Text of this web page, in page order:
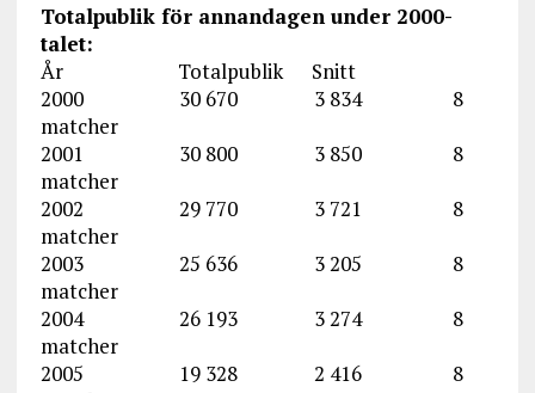
Totalpublik för annandagen under 2000-
talet:
År Totalpublik Snitt
2000 30 670 3 834 8
matcher
2001 30 800 3 850 8
matcher
2002 29 770 3 721 8
matcher
2003 25 636 3 205 8
matcher
2004 26 193 3 274 8
matcher
2005 19 328 2 416 8